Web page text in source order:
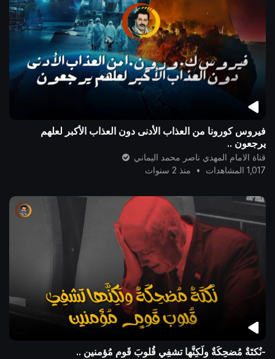
فيروس كورونا من العذاب الأدنى دون العذاب الأكبر لعلهم
يرجعون ..
قناة الامام المهدي ناصر محمد اليماني
1,017 المشاهدات
• منذ 2 سنوات
-نُكتَةٌ مُضحِكَةٌ ولَكِنَّها تشفِي قُلوبَ قَومٍ مُؤمنين ..